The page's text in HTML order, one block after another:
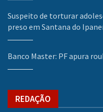
Suspeito de torturar
preso em Santana do
Banco Master: PF apura
REDAÇÃO